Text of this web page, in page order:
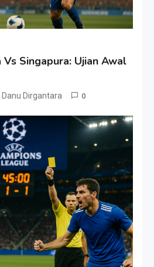
Singapura: Ujian Awal
Danu Dirgantara 0